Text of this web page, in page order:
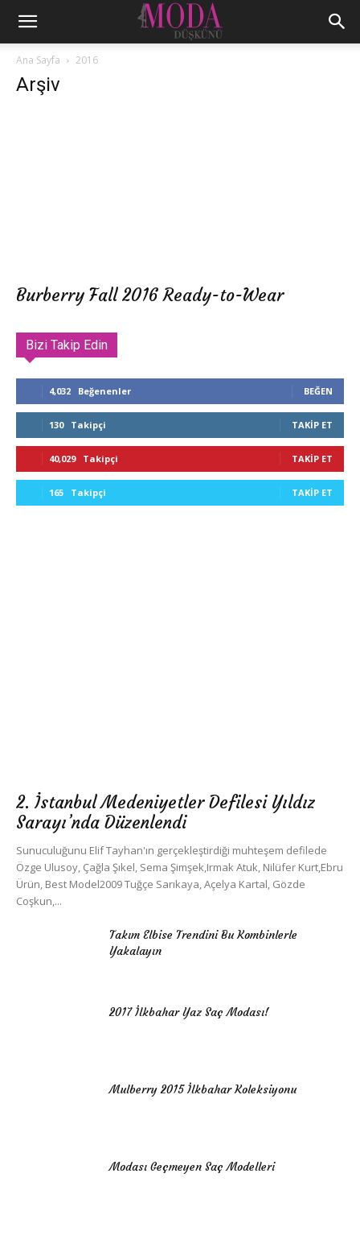
Ana Sayfa 2016
Arşiv
Burberry Fall 2016 Ready-to-Wear
Bizi Takip Edin
4,032 Beğenenler BEĞEN
130 Takipçi TAKIP ET
40,029 Takipçi TAKIP ET
165 Takipçi TAKIP ET
2. İstanbul Medeniyetler Defilesi Yıldız
Sarayı’nda Düzenlendi
Sunuculuğunu Elif Tayhan'ın gerçekleştirdiği muhteşem defilede
Özge Ulusoy, Çağla Şıkel, Sema Şimşek,Irmak Atuk, Nilüfer Kurt,Ebru
Ürün, Best Model2009 Tuğçe Sarıkaya, Açelya Kartal, Gözde
Coşkun,...
Takım Elbise Trendini Bu Kombinlerle
Yakalayın
2017 İlkbahar Yaz Saç Modası!
Mulberry 2015 İlkbahar Koleksiyonu
Modası Geçmeyen Saç Modelleri